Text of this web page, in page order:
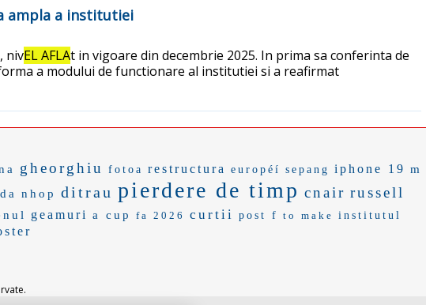
ampla a institutiei
nivEL AFLAt in vigoare din decembrie 2025. In prima sa conferinta de
a modului de functionare al institutiei si a reafirmat
gheorghiu fotoa restructura européí sepang iphone 19 m
nhop ditrau pierdere de timp cnair russell
geamuri a cup fa 2026 curtii post f to make institutul